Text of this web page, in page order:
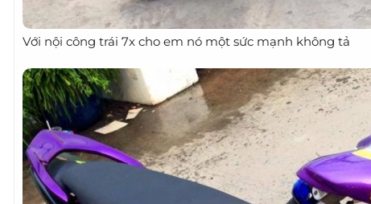
Với nội công trái 7x cho em nó một sức mạnh không tả